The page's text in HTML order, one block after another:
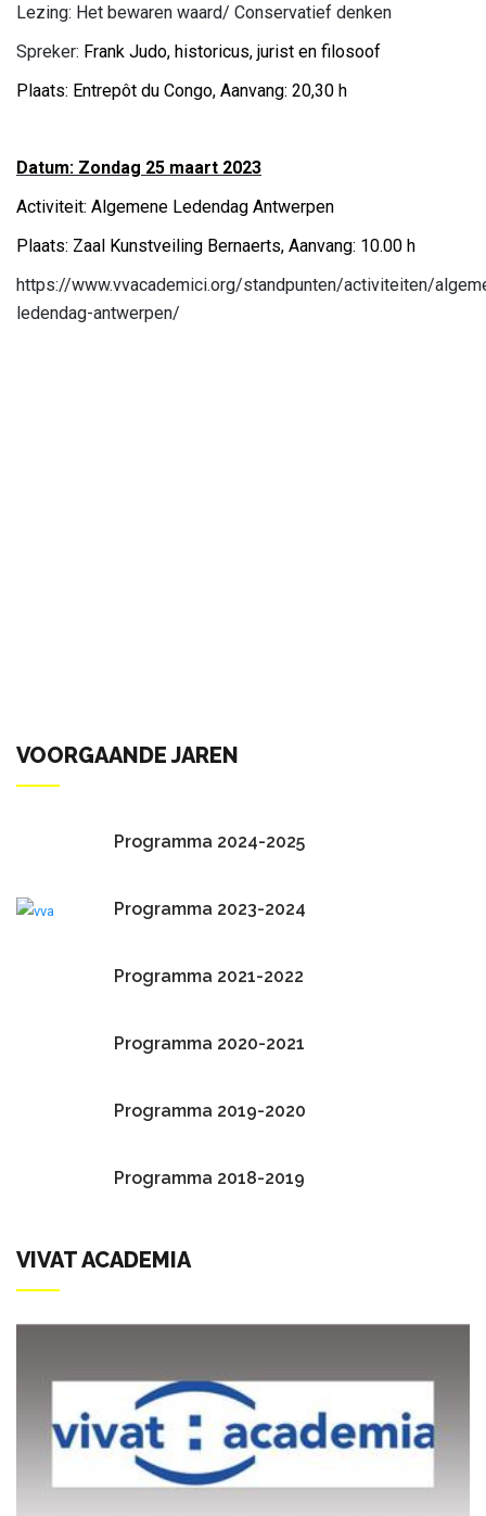
Lezing: Het bewaren waard/ Conservatief denken
Spreker: Frank Judo, historicus, jurist en filosoof
Plaats: Entrepôt du Congo, Aanvang: 20,30 h
Datum: Zondag 25 maart 2023
Activiteit: Algemene Ledendag Antwerpen
Plaats: Zaal Kunstveiling Bernaerts, Aanvang: 10.00 h
https://www.vvacademici.org/standpunten/activiteiten/
ledendag-antwerpen/
VOORGAANDE JAREN
Programma 2024-2025
Programma 2023-2024
Programma 2021-2022
Programma 2020-2021
Programma 2019-2020
Programma 2018-2019
VIVAT ACADEMIA